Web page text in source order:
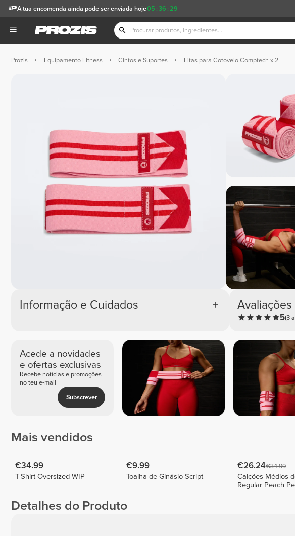
05 :36 :28
A tua encomenda ainda pode ser enviada hoje
Prozis Equipamento Fitness Cintos e Suportes Fitas para Cotovelo Comptech x 2
Informação e Cuidados
5(3
Acede a novidades
e ofertas exclusivas
Recebe notícias e promoções
no teu e-mail
Subscrever
Mais vendidos
€34.99
T-Shirt Oversized WIP
€9.99
Toalha de Ginásio Script
€26.24€34.99
Calções Médios
Regular Peach
Detalhes do Produto